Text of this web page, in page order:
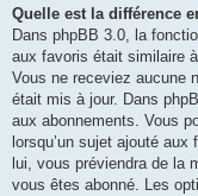
Quelle est la différence
Dans phpBB 3.0, la
aux favoris était similaire
Vous ne receviez aucune
était mis à jour. Dans
aux abonnements. Vous
lorsqu’un sujet ajouté
lui, vous préviendra de la
vous êtes abonné. Les